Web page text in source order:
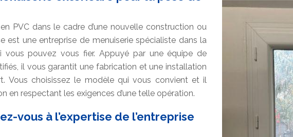
PVC dans le cadre d’une nouvelle construction ou
est une entreprise de menuiserie spécialiste dans la
pouvez vous fier. Appuyé par une équipe de
il vous garantit une fabrication et une installation
Vous choisissez le modèle qui vous convient et il
en respectant les exigences d’une telle opération.
vous à l’expertise de l’entreprise